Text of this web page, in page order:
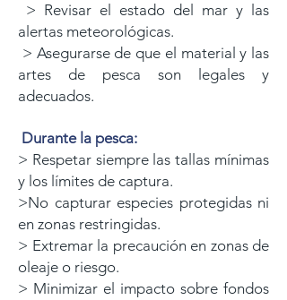
> Revisar el estado del mar y las
alertas meteorológicas.
> Asegurarse de que el material y las
artes de pesca son legales y
adecuados.
Durante la pesca:
> Respetar siempre las tallas mínimas
y los límites de captura.
>No capturar especies protegidas ni
en zonas restringidas.
> Extremar la precaución en zonas de
oleaje o riesgo.
> Minimizar el impacto sobre fondos